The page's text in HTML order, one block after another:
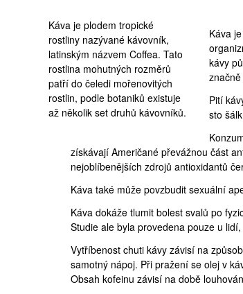
Káva je plodem tropické
rostliny nazývané kávovník,
latinským názvem Coffea. Tato
rostlina mohutných rozměrů
patří do čeledi mořenovitých
rostlin, podle botaniků existuje
až několik set druhů kávovníků.
Káva
kávy
Pití
sto
získávají Američané převážnou část
nejoblíbenějších zdrojů antioxidantů
Káva také může povzbudit sexuální
Káva dokáže tlumit bolest svalů po
Studie ale byla provedena pouze u
Vytříbenost chuti kávy závisí na
samotný nápoj. Při pražení se olej v
Obsah kofeinu závisí na době